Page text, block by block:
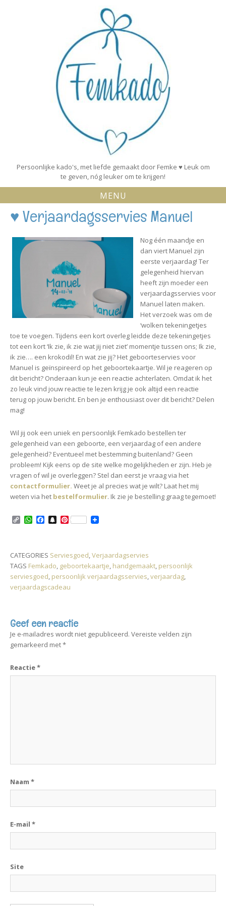
Persoonlijke kado's, met liefde gemaakt door Femke ♥ Leuk om
te geven, nóg leuker om te krijgen!
MENU
♥ Verjaardagsservies Manuel
Nog één maandje en
dan viert Manuel zijn
eerste verjaardag! Ter
gelegenheid hiervan
heeft zijn moeder een
verjaardagsservies voor
Manuel laten maken.
Het verzoek was om de
‘wolken tekeningetjes
toe te voegen. Tijdens een kort overleg leidde deze tekeningetjes
tot een kort ‘Ik zie, ik zie wat jij niet ziet’ momentje tussen ons; Ik zie,
ik zie…. een krokodil! En wat zie jij? Het geboorteservies voor
Manuel is geïnspireerd op het geboortekaartje. Wil je reageren op
dit bericht? Onderaan kun je een reactie achterlaten. Omdat ik het
zo leuk vind jouw reactie te lezen krijg je ook altijd een reactie
terug op jouw bericht. En ben je enthousiast over dit bericht? Delen
mag!
Wil jij ook een uniek en persoonlijk Femkado bestellen ter
gelegenheid van een geboorte, een verjaardag of een andere
gelegenheid? Eventueel met bestemming buitenland? Geen
probleem! Kijk eens op de site welke mogelijkheden er zijn. Heb je
vragen of wil je overleggen? Stel dan eerst je vraag via het
contactformulier. Weet je al precies wat je wilt? Laat het mij
weten via het bestelformulier. Ik zie je bestelling graag tegemoet!
C
L
i
n
k
W
s
A
p
p
b
o
o
k
S
c
h
a
t
P
e
r
e
s
t
CATEGORIES Serviesgoed,Verjaardagservies
TAGS Femkado, geboortekaartje, handgemaakt, persoonlijk
serviesgoed, persoonlijk verjaardagsservies,verjaardag,
verjaardagscadeau
Geef een reactie
Je e-mailadres wordt niet gepubliceerd. Vereiste velden zijn
gemarkeerd met*
Reactie*
Naam *
E-mail *
Site